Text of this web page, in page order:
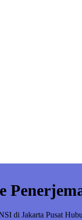
di Jakarta Pusat